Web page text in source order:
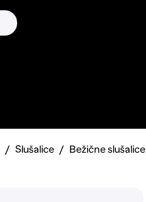
Slušalice Bežične slušalice